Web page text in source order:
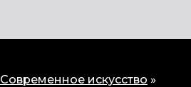
Современное искусство »